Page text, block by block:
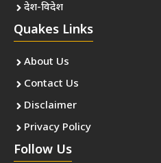
देश-विदेश
Quakes Links
About Us
Contact Us
Disclaimer
Privacy Policy
Follow Us